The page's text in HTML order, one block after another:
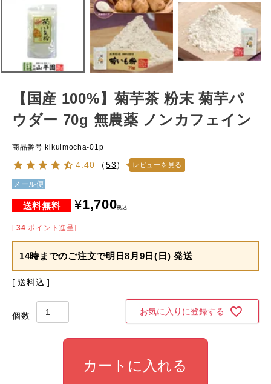
【国産 100%】菊芋茶 粉末 菊芋パ
ウダー 70g 無農薬 ノンカフェイン
商品番号 kikuimocha-01p
4.40 （53） レビューを見る
メール便
¥1,700税込
[ 34 ポイント進呈]
14時までのご注文で明日8月9日(日) 発送
送料込
お気に入りに登録する
カートに入れる